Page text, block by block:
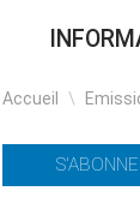
Accueil \